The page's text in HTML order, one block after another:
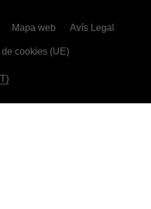
Mapa web Avís Legal
de cookies (UE)